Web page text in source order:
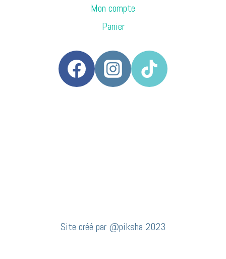
Mon compte
Panier
Site créé par @piksha 2023